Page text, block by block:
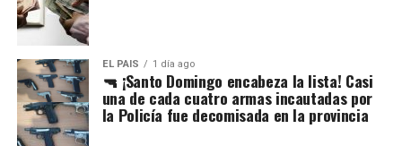
EL PAIS 1 día ago
🔫 ¡Santo Domingo encabeza la lista! Casi
una de cada cuatro armas incautadas por
la Policía fue decomisada en la provincia